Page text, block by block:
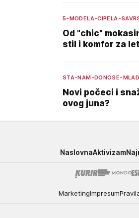
5-MODELA-CIPELA-
Od "chic"
stil i komfor za
STA-NAM-DONOSE-
Novi počeci i
ovog juna?
NaslovnaAktivizam
MarketingImpresum